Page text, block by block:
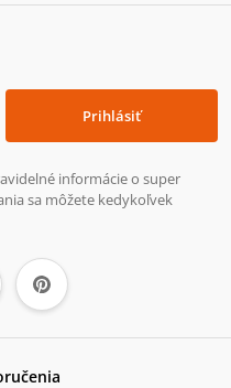
Prihlásiť
informácie o super
sa môžete kedykoľvek